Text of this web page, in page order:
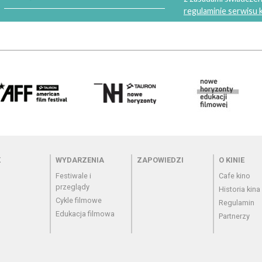
regulaminie serwisu
- cennik Menu - wydarzenia
WYDARZENIA
Festiwale i
przeglądy
Cykle filmowe
Edukacja filmowa
Menu - zapowiedzi
ZAPOWIEDZI Menu -
O KINIE
Cafe kino
Historia kina
Regulamin
Partnerzy